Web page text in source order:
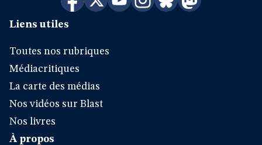
Liens utiles
Toutes nos rubriques
Médiacritiques
La carte des médias
Nos vidéos sur Blast
Nos livres
À propos